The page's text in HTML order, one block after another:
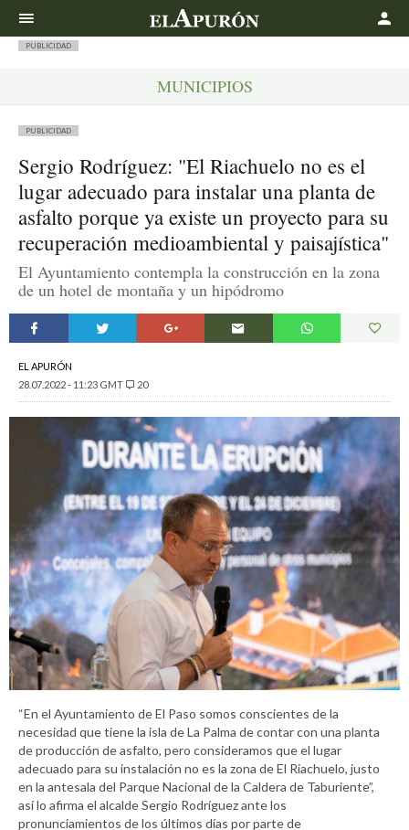
PUBLICIDAD
MUNICIPIOS
PUBLICIDAD
Sergio Rodríguez: "El Riachuelo no es el
lugar adecuado para instalar una planta de
asfalto porque ya existe un proyecto para su
recuperación medioambiental y paisajística"
El Ayuntamiento contempla la construcción en la zona
de un hotel de montaña y un hipódromo
EL APURÓN
28.07.2022 - 11:23 GMT
20
“En el Ayuntamiento de El Paso somos conscientes de la
necesidad que tiene la isla de La Palma de contar con una planta
de producción de asfalto, pero consideramos que el lugar
adecuado para su instalación no es la zona de El Riachuelo, justo
en la antesala del Parque Nacional de la Caldera de Taburiente”,
así lo afirma el alcalde Sergio Rodríguez ante los
pronunciamientos de los últimos días por parte de